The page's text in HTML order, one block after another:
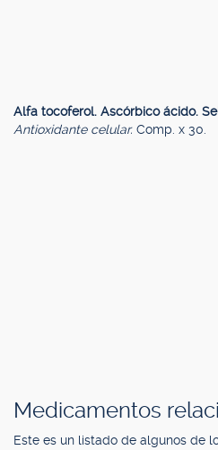
Alfa tocoferol. Ascórbico ácido.
Antioxidante celular. Comp. x 30.
Medicamentos
Este es un listado de algunos de